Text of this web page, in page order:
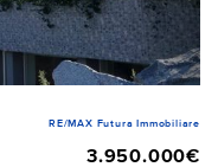
RE/MAX Futura Immobiliare
3.950.000€